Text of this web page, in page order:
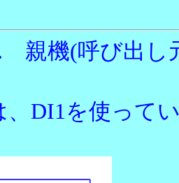
親機(呼び出し
、DI1を使って